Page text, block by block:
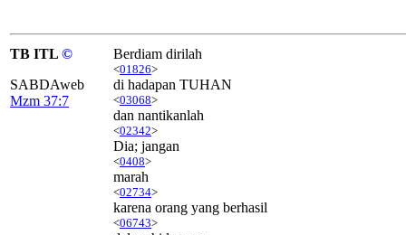
TB ITL ©
SABDAweb
Mzm 37:7
Berdiam dirilah
<01826>
di hadapan TUHAN
<03068>
dan nantikanlah
<02342>
Dia; jangan
<0408>
marah
<02734>
karena orang yang berhasil
<06743>